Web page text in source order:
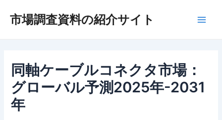
市場調査資料の紹介サイト
同軸ケーブルコネクタ市場：
グローバル予測2025年-2031
年